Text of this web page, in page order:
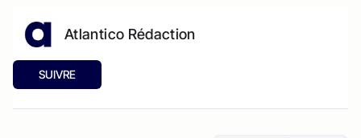
Atlantico Rédaction
SUIVRE